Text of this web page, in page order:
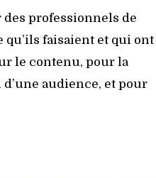
professionnels de
qu’ils faisaient et qui ont
le contenu, pour la
audience, et pour